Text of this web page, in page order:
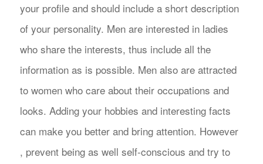
your profile and should include a short description
of your personality. Men are interested in ladies
who share the interests, thus include all the
information as is possible. Men also are attracted
to women who care about their occupations and
looks. Adding your hobbies and interesting facts
can make you better and bring attention. However
, prevent being as well self-conscious and try to